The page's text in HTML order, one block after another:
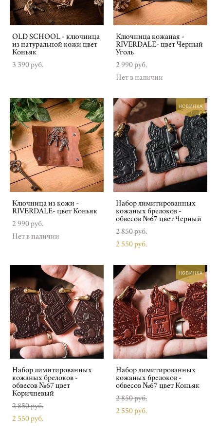
OLD SCHOOL - ключница
из натуральной кожи цвет
Коньяк
3 390 pуб.
Ключница кожаная -
RIVERDALE- цвет Черный
Уголь
2 990 pуб.
Нет в наличии
Ключница из кожи -
RIVERDALE- цвет Коньяк
2 990 pуб.
Нет в наличии
НОВИНКА
Набор лимитированных
кожаных брелоков -
обвесов №67 цвет Черный
2 850 pуб.
2 550 pуб.
Набор лимитированных
кожаных брелоков -
обвесов №67 цвет
Коричневый
2 850 pуб.
2 550 pуб.
НОВИНКА
Набор лимитированных
кожаных брелоков -
обвесов №67 цвет Коньяк
2 850 pуб.
2 550 pуб.